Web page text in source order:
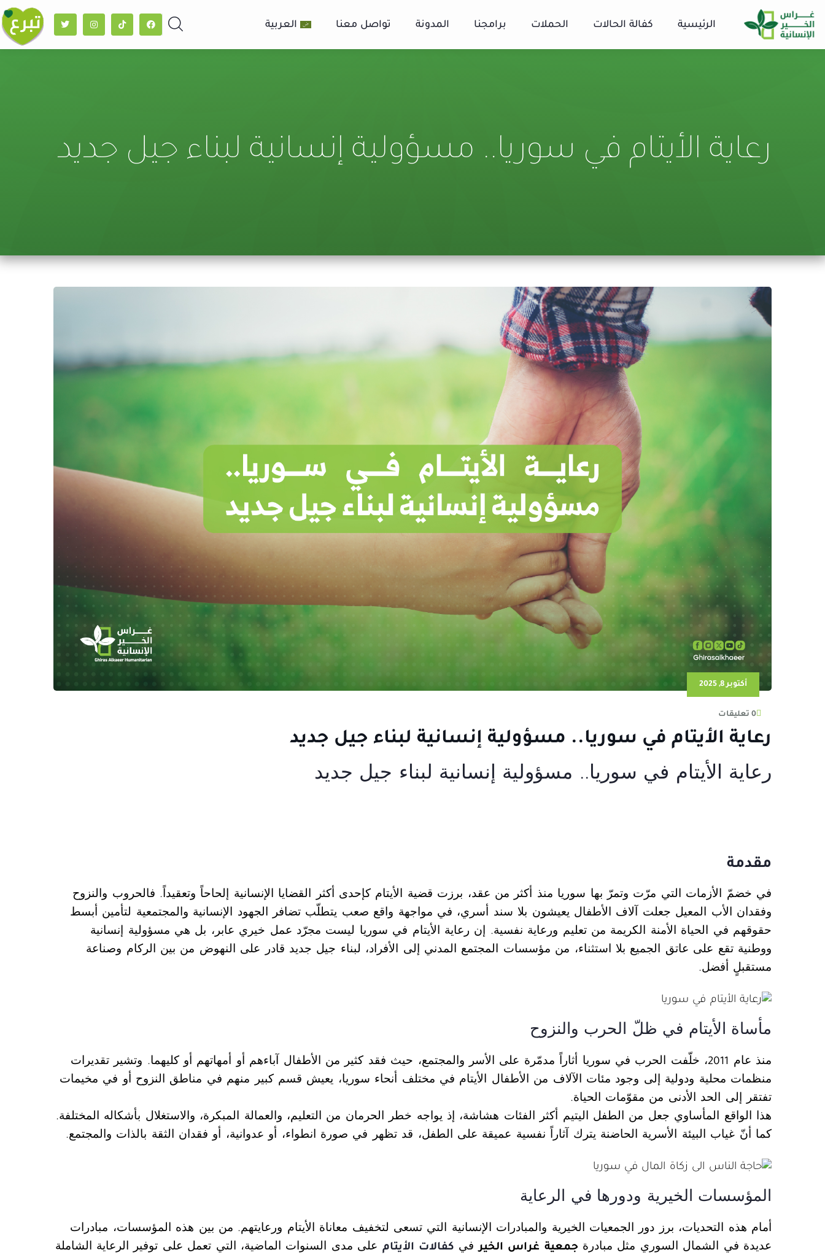
الرئيسية كفالة الحالات الحملات برامجنا المدونة تواصل معنا العربية
رعاية الأيتام في سوريا.. مسؤولية إنسانية لبناء جيل جديد
أكتوبر 8, 2025
0 تعليقات
رعاية الأيتام في سوريا.. مسؤولية إنسانية لبناء جيل جديد
رعاية الأيتام في سوريا.. مسؤولية إنسانية لبناء جيل جديد
مقدمة
في خضمّ الأزمات التي مرّت وتمرّ بها سوريا منذ أكثر من عقد، برزت قضية الأيتام كإحدى أكثر القضايا الإنسانية إلحاحاً وتعقيداً. فالحروب والنزوح
وفقدان الأب المعيل جعلت آلاف الأطفال يعيشون بلا سند أسري، في مواجهة واقع صعب يتطلّب تضافر الجهود الإنسانية والمجتمعية لتأمين أبسط
حقوقهم في الحياة الأمنة الكريمة من تعليم ورعاية نفسية. إن رعاية الأيتام في سوريا ليست مجرّد عمل خيري عابر، بل هي مسؤولية إنسانية
ووطنية تقع على عاتق الجميع بلا استثناء، من مؤسسات المجتمع المدني إلى الأفراد، لبناء جيل جديد قادر على النهوض من بين الركام وصناعة
مستقبلٍ أفضل.
مأساة الأيتام في ظلّ الحرب والنزوح
منذ عام 2011، خلّفت الحرب في سوريا أثاراً مدمّرة على الأسر والمجتمع، حيث فقد كثير من الأطفال آباءهم أو أمهاتهم أو كليهما. وتشير تقديرات
منظمات محلية ودولية إلى وجود مئات الآلاف من الأطفال الأيتام في مختلف أنحاء سوريا، يعيش قسم كبير منهم في مناطق النزوح أو في مخيمات
تفتقر إلى الحد الأدنى من مقوّمات الحياة.
هذا الواقع المأساوي جعل من الطفل اليتيم أكثر الفئات هشاشة، إذ يواجه خطر الحرمان من التعليم، والعمالة المبكرة، والاستغلال بأشكاله المختلفة.
كما أنّ غياب البيئة الأسرية الحاضنة يترك آثاراً نفسية عميقة على الطفل، قد تظهر في صورة انطواء، أو عدوانية، أو فقدان الثقة بالذات والمجتمع.
المؤسسات الخيرية ودورها في الرعاية
أمام هذه التحديات، برز دور الجمعيات الخيرية والمبادرات الإنسانية التي تسعى لتخفيف معاناة الأيتام ورعايتهم. من بين هذه المؤسسات، مبادرات
عديدة في الشمال السوري مثل مبادرةجمعية غراس الخيرفي كفالات الأيتام على مدى السنوات الماضية، التي تعمل على توفير الرعاية الشاملة